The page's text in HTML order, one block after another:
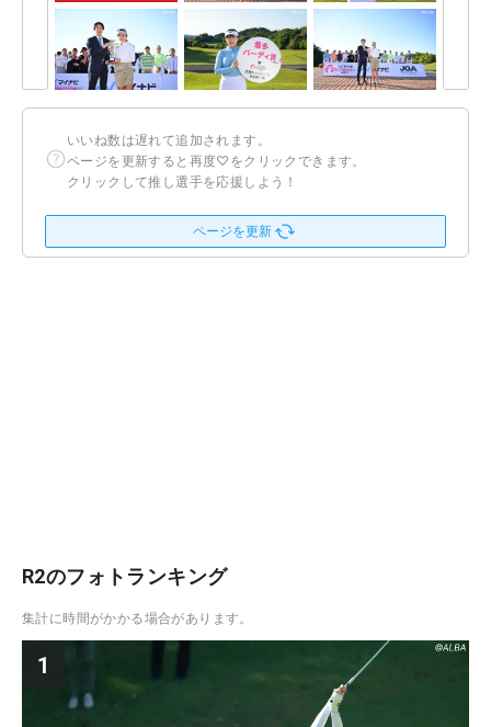
いいね数は遅れて追加されます。
ページを更新すると再度♡をクリックできます。
クリックして推し選手を応援しよう！
ページを更新
R2のフォトランキング
集計に時間がかかる場合があります。
1